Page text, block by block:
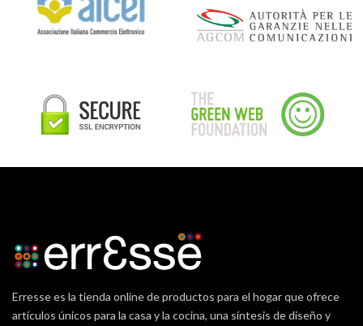
Erresse es la tienda online de productos para el hogar que ofrece
artículos únicos para la casa y la cocina, una síntesis de diseño y